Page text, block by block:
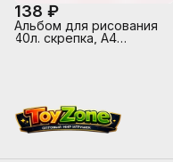
138 ₽
Альбом для рисования
40л. скрепка, А4